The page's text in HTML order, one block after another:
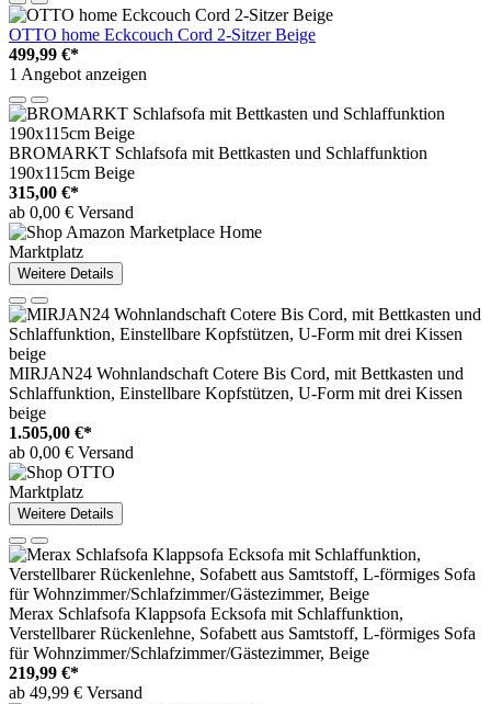
OTTO home Eckcouch Cord 2-Sitzer Beige
499,99 €*
1 Angebot anzeigen
BROMARKT Schlafsofa mit Bettkasten und Schlaffunktion
190x115cm Beige
315,00 €*
ab 0,00 € Versand
Marktplatz
Weitere Details
MIRJAN24 Wohnlandschaft Cotere Bis Cord, mit Bettkasten und
Schlaffunktion, Einstellbare Kopfstützen, U-Form mit drei Kissen
beige
1.505,00 €*
ab 0,00 € Versand
Marktplatz
Weitere Details
Merax Schlafsofa Klappsofa Ecksofa mit Schlaffunktion,
Verstellbarer Rückenlehne, Sofabett aus Samtstoff, L-förmiges Sofa
für Wohnzimmer/Schlafzimmer/Gästezimmer, Beige
219,99 €*
ab 49,99 € Versand